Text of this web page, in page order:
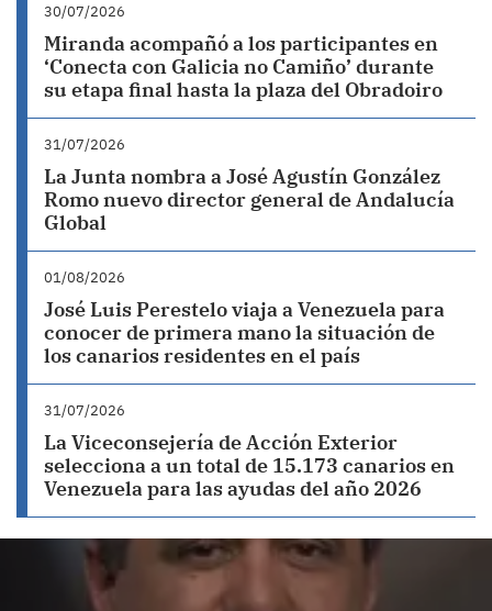
30/07/2026
Miranda acompañó a los participantes en
‘Conecta con Galicia no Camiño’ durante
su etapa final hasta la plaza del Obradoiro
31/07/2026
La Junta nombra a José Agustín González
Romo nuevo director general de Andalucía
Global
01/08/2026
José Luis Perestelo viaja a Venezuela para
conocer de primera mano la situación de
los canarios residentes en el país
31/07/2026
La Viceconsejería de Acción Exterior
selecciona a un total de 15.173 canarios en
Venezuela para las ayudas del año 2026